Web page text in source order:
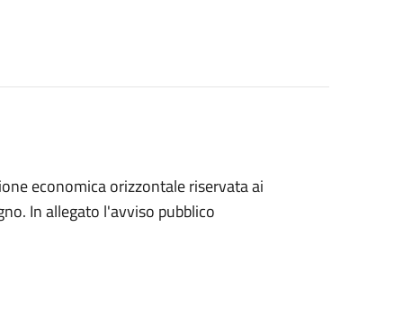
economica orizzontale riservata ai
In allegato l'avviso pubblico